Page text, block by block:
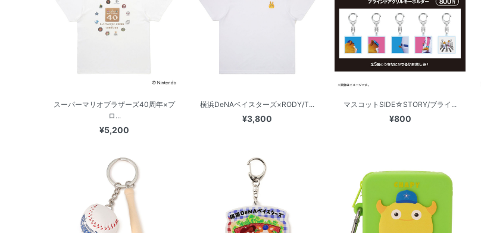
スーパーマリオブラザーズ40周年×プ
ロ...
¥5,200
横浜DeNAベイスターズ×RODY/T...
¥3,800
マスコットSIDE☆STORY/ブライ...
¥800